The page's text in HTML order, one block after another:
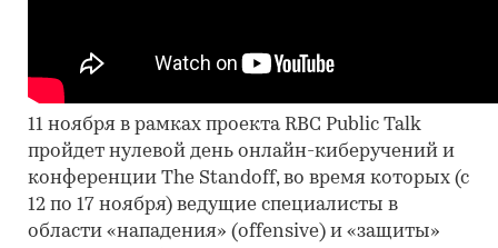
11 ноября в рамках проекта RBC Public Talk
пройдет нулевой день онлайн-киберучений и
конференции The Standoff, во время которых (с
12 по 17 ноября) ведущие специалисты в
области «нападения» (offensive) и «защиты»